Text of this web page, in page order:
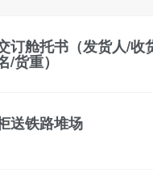
订舱托书（发货人/收
/货重）
送铁路堆场